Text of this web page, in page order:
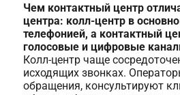
Чем контактный центр
центра: колл-центр в
телефонией, а контактный
голосовые и цифровые
Колл-центр чаще
исходящих звонках.
обращения, консультируют